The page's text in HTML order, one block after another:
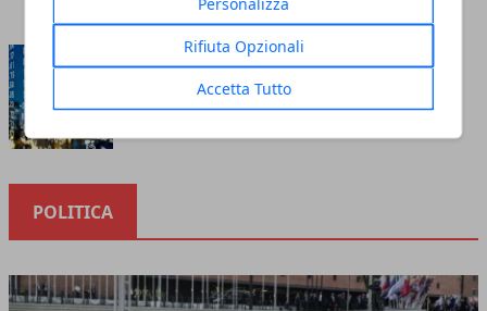
Rifiuta Opzionali
Accetta Tutto
Cosa sapere prima di investire
nella borsa online
POLITICA